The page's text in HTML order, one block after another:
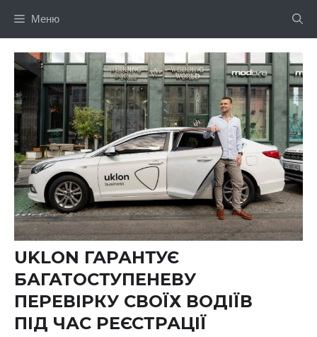
Меню
UKLON ГАРАНТУЄ
БАГАТОСТУПЕНЕВУ
ПЕРЕВІРКУ СВОЇХ ВОДІЇВ
ПІД ЧАС РЕЄСТРАЦІЇ